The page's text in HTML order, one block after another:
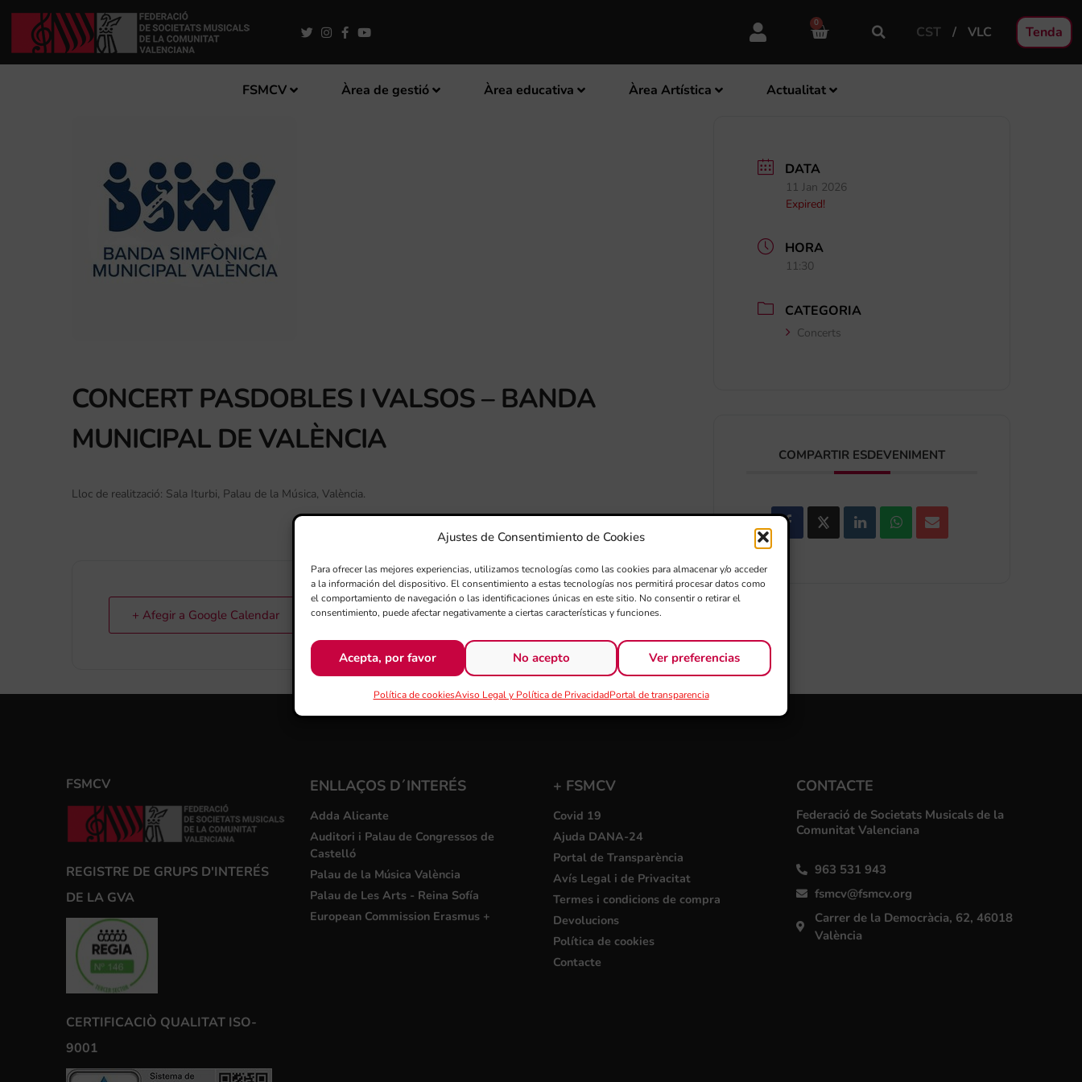
Ajustes de Consentimiento de Cookies
Para ofrecer las mejores experiencias, utilizamos tecnologías como las cookies para almacenar y/o acceder
a la información del dispositivo. El consentimiento a estas tecnologías nos permitirá procesar datos como
el comportamiento de navegación o las identificaciones únicas en este sitio. No consentir o retirar el
consentimiento, puede afectar negativamente a ciertas características y funciones.
Acepta, por favor No acepto Ver preferencias
Política de cookiesAviso Legal y Política de PrivacidadPortal de transparencia
0
CST VLC Tenda
FSMCV Àrea de gestió Àrea educativa Àrea Artística Actualitat
CONCERT PASDOBLES I VALSOS – BANDA
MUNICIPAL DE VALÈNCIA
Lloc de realització: Sala Iturbi, Palau de la Música, València.
+ Afegir a Google Calendar Exportar + iCal / Outlook
DATA
11 Jan 2026
Expired!
HORA
11:30
CATEGORIA
Concerts
COMPARTIR ESDEVENIMENT
FSMCV
REGISTRE DE GRUPS D'INTERÉS
DE LA GVA
CERTIFICACIÒ QUALITAT ISO-
9001
ENLLAÇOS D´INTERÉS
Adda Alicante
Auditori i Palau de Congressos de
Castelló
Palau de la Música València
Palau de Les Arts - Reina Sofía
European Commission Erasmus +
+ FSMCV
Covid 19
Ajuda DANA-24
Portal de Transparència
Avís Legal i de Privacitat
Termes i condicions de compra
Devolucions
Política de cookies
Contacte
CONTACTE
Federació de Societats Musicals de la
Comunitat Valenciana
963 531 943
fsmcv@fsmcv.org
Carrer de la Democràcia, 62, 46018
València